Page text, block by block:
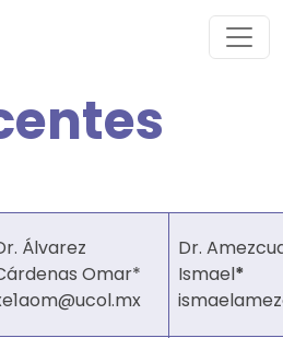
Álvarez
Omar*
Dr.
Ismael*